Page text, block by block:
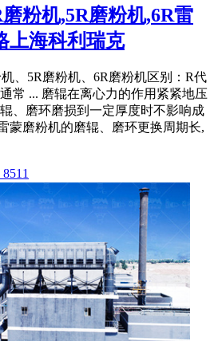
粉机,5R磨粉机,6R雷
上海科利瑞克
、5R磨粉机、6R磨粉机区别：R代
常 ... 磨辊在离心力的作用紧紧地压
、磨环磨损到一定厚度时不影响成
蒙磨粉机的磨辊、磨环更换周期长,